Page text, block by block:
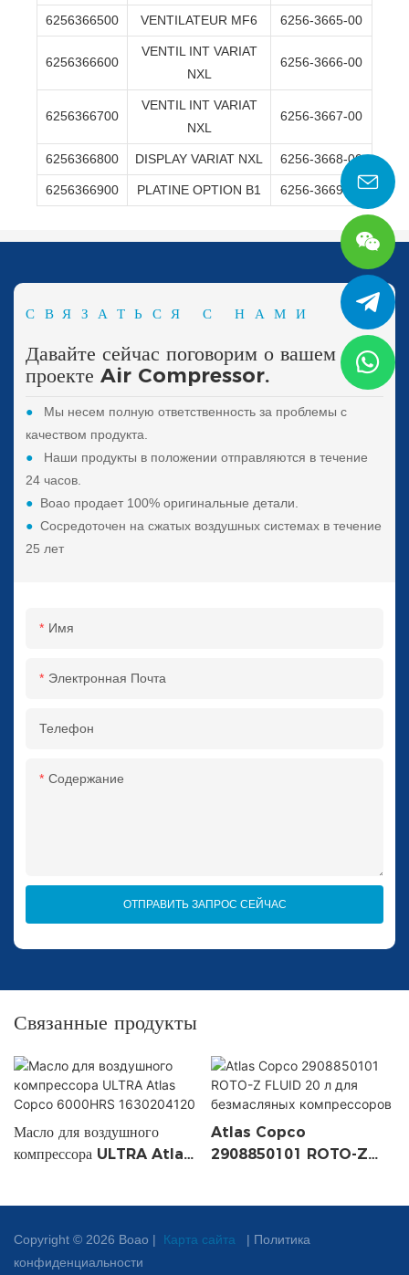
6256366500 VENTILATEUR MF6 6256-3665-00
6256366600
VENTIL INT VARIAT
NXL
6256-3666-00
6256366700
VENTIL INT VARIAT
NXL
6256-3667-00
6256366800 DISPLAY VARIAT NXL 6256-3668-00
6256366900 PLATINE OPTION B1 6256-3669-00
СВЯЗАТЬСЯ С НАМИ
Давайте сейчас поговорим о вашем
проекте Air Compressor.
●
Мы несем полную ответственность за проблемы с
качеством продукта.
●
Наши продукты в положении отправляются в течение
24 часов.
● Boao продает 100% оригинальные детали.
●Сосредоточен на сжатых воздушных системах в течение
25 лет
Имя
Электронная Почта
Телефон
Содержание
ОТПРАВИТЬ ЗАПРОС СЕЙЧАС
Связанные продукты
Масло для воздушного
компрессора ULTRA Atlas
Atlas Copco
2908850101 ROTO-Z
Copyright © 2026 Boao | Карта сайта | Политика
конфиденциальности